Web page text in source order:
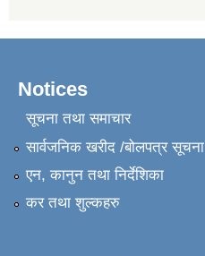
Notices
सूचना तथा समाचार
सार्वजनिक खरीद /बोलपत्र सूचना
एन, कानुन तथा निर्देशिका
कर तथा शुल्कहरु